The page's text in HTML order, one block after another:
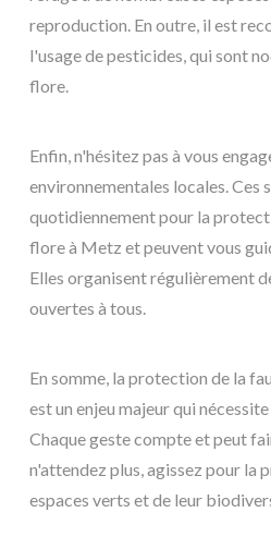
reproduction. En outre, il est
l'usage de pesticides, qui sont
flore.
Enfin, n'hésitez pas à vous
environnementales locales.
quotidiennement pour la
flore à Metz et peuvent vous
Elles organisent régulièrement
ouvertes à tous.
En somme, la protection de la
est un enjeu majeur qui
Chaque geste compte et peut
n'attendez plus, agissez pour la
espaces verts et de leur